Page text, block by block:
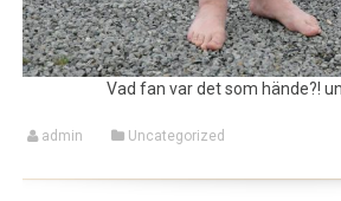
Vad fan var det som hände?!
admin Uncategorized